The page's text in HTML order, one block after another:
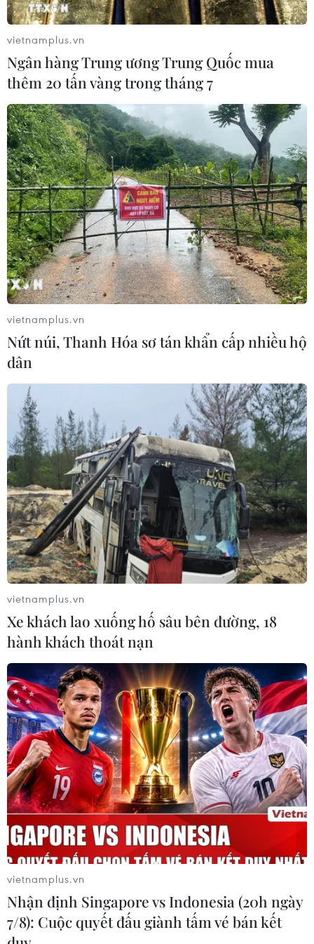
vietnamplus.vn
Ngân hàng Trung ương Trung Quốc mua
thêm 20 tấn vàng trong tháng 7
vietnamplus.vn
Nứt núi, Thanh Hóa sơ tán khẩn cấp nhiều hộ
dân
vietnamplus.vn
Xe khách lao xuống hố sâu bên đường, 18
hành khách thoát nạn
vietnamplus.vn
Nhận định Singapore vs Indonesia (20h ngày
7/8): Cuộc quyết đấu giành tấm vé bán kết